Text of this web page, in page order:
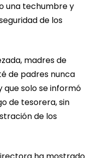
una techumbre y
de los
madres de
de padres nunca
solo se informó
de tesorera, sin
de los